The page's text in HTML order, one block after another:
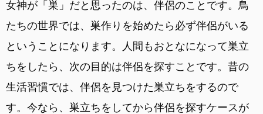
女神が「巣」だと思ったのは、伴侶のことです。鳥
たちの世界では、巣作りを始めたら必ず伴侶がいる
ということになります。人間もおとなになって巣立
ちをしたら、次の目的は伴侶を探すことです。昔の
生活習慣では、伴侶を見つけた巣立ちをするので
す。今なら、巣立ちをしてから伴侶を探すケースが